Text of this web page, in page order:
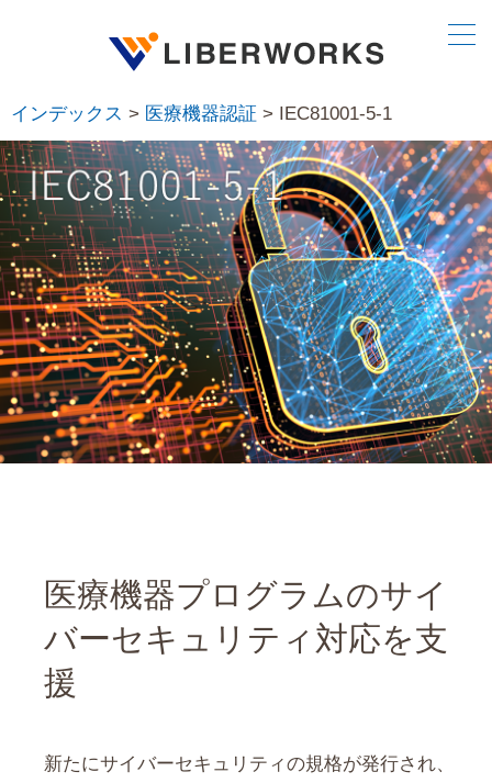
インデックス > 医療機器認証 > IEC81001-5-1
医療機器プログラムのサイ
バーセキュリティ対応を支
援
新たにサイバーセキュリティの規格が発行され、